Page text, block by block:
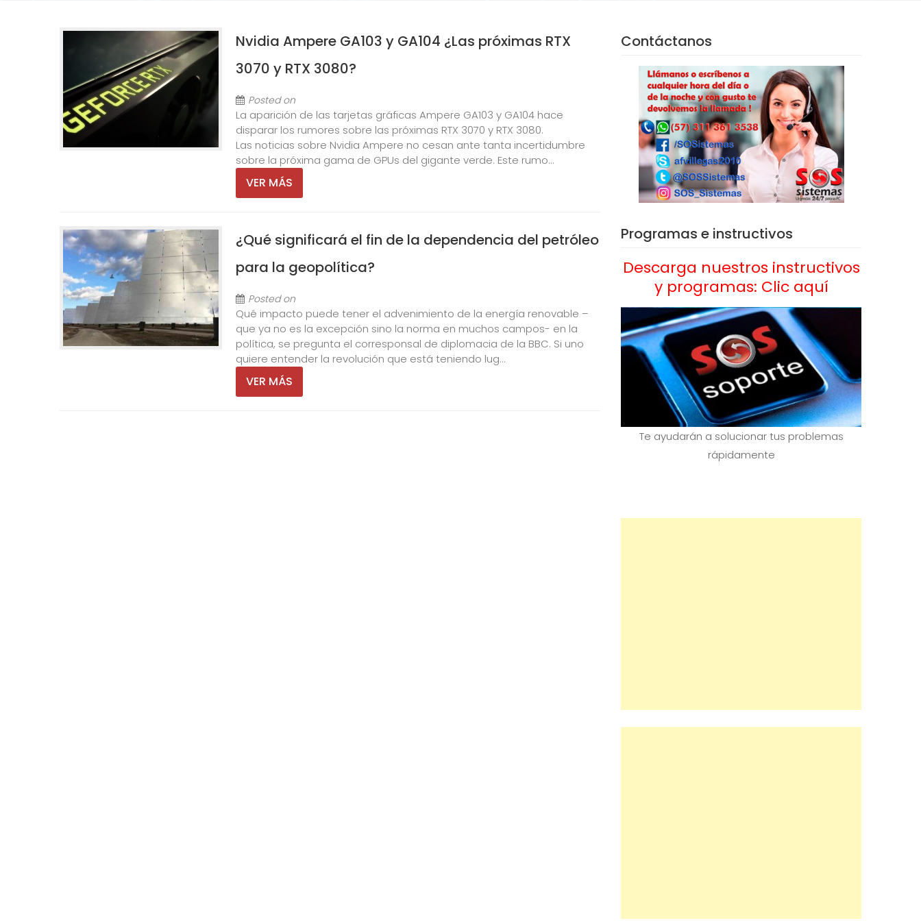
Nvidia Ampere GA103 y GA104 ¿Las próximas RTX
3070 y RTX 3080?
Posted on
La aparición de las tarjetas gráficas Ampere GA103 y GA104 hace
disparar los rumores sobre las próximas RTX 3070 y RTX 3080.
Las noticias sobre Nvidia Ampere no cesan ante tanta incertidumbre
sobre la próxima gama de GPUs del gigante verde. Este rumo...
VER MÁS
¿Qué significará el fin de la dependencia del petróleo
para la geopolítica?
Posted on
Qué impacto puede tener el advenimiento de la energía renovable –
que ya no es la excepción sino la norma en muchos campos- en la
política, se pregunta el corresponsal de diplomacia de la BBC. Si uno
quiere entender la revolución que está teniendo lug...
VER MÁS
Contáctanos
Programas e instructivos
Descarga nuestros instructivos
y programas: Clic aquí
Te ayudarán a solucionar tus problemas
rápidamente